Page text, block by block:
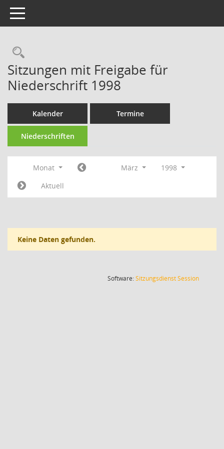
Toggle navigation
Rechercheauswahl
Sitzungen mit Freigabe für
Niederschrift 1998
Kalender Termine
Niederschriften
Monat März
1998
Aktuell
Keine Daten gefunden.
Software:SitzungsdienstSession(Wird in